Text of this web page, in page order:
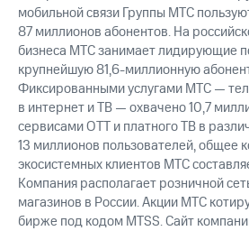
мобильной связи Группы МТС
87 миллионов абонентов. На
бизнеса МТС занимает лидирующие
крупнейшую 81,6-миллионную
Фиксированными услугами МТС —
в интернет и ТВ — охвачено 10,7
сервисами OTT и платного ТВ в
13 миллионов пользователей, общее
экосистемных клиентов МТС
Компания располагает розничной
магазинов в России. Акции МТС
бирже под кодом MTSS. Сайт